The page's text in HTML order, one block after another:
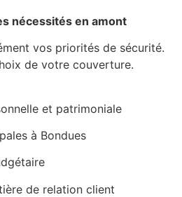
nécessités en amont
vos priorités de sécurité.
de votre couverture.
et patrimoniale
à Bondues
de relation client